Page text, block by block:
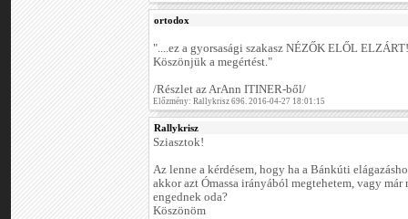
ortodox
"....ez a gyorsasági szakasz NÉZŐK ELŐL ELZÁRT!
Köszönjük a megértést."
/Részlet az ArAnn ITINER-ből/
Előzmény: Rallykrisz 696. 2016-04-27 18:01:15
Rallykrisz
Sziasztok!
Az lenne a kérdésem, hogy ha a Bánkúti
akkor azt Ómassa irányából megtehetem, vagy már
engednek oda?
Köszönöm